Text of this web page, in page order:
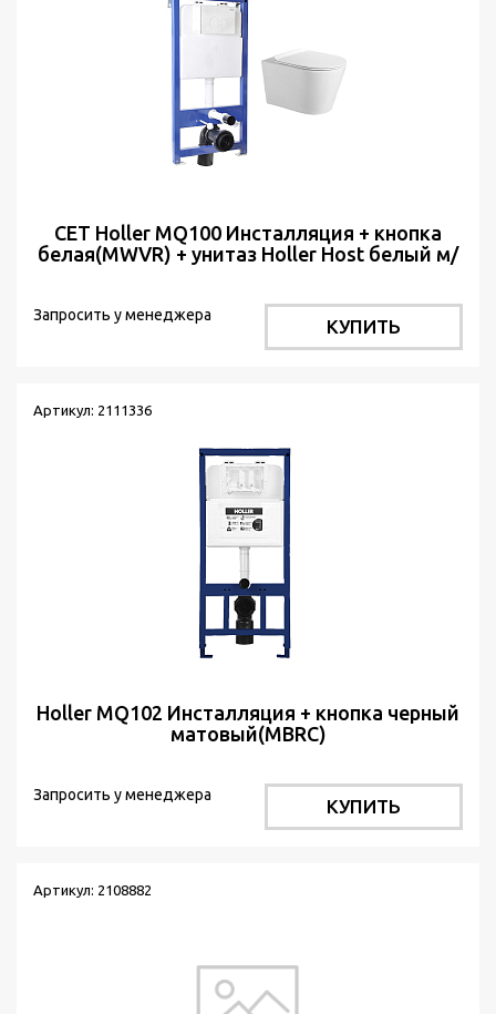
СЕТ Holler MQ100 Инсталляция + кнопка
белая(MWVR) + унитаз Holler Host белый м/
Запросить у менеджера
КУПИТЬ
Артикул: 2111336
Holler MQ102 Инсталляция + кнопка черный
матовый(MBRC)
Запросить у менеджера
КУПИТЬ
Артикул: 2108882